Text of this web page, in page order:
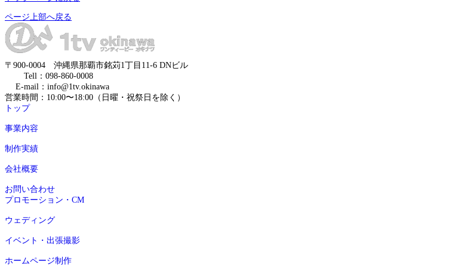
ページ上部へ戻る
〒900-0004 沖縄県那覇市銘苅1丁目11-6 DNビル
Tell：098-860-0008
E-mail：info@1tv.okinawa
営業時間：10:00〜18:00（日曜・祝祭日を除く）
トップ
事業内容
制作実績
会社概要
お問い合わせ
プロモーション・CM
ウェディング
イベント・出張撮影
ホームページ制作